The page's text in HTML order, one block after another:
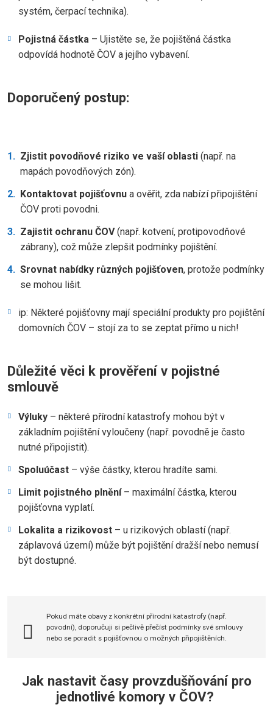
systém, čerpací technika).
Pojistná částka– Ujistěte se, že pojištěná částka
odpovídá hodnotě ČOV a jejího vybavení.
Doporučený postup:
Zjistit povodňové riziko ve vaší oblasti (např. na
mapách povodňových zón).
Kontaktovat pojišťovnu a ověřit, zda nabízí připojištění
ČOV proti povodni.
Zajistit ochranu ČOV(např. kotvení, protipovodňové
zábrany), což může zlepšit podmínky pojištění.
Srovnat nabídky různých pojišťoven, protože podmínky
se mohou lišit.
ip: Některé pojišťovny mají speciální produkty pro pojištění
domovních ČOV – stojí za to se zeptat přímo u nich!
Důležité věci k prověření v pojistné
smlouvě
Výluky– některé přírodní katastrofy mohou být v
základním pojištění vyloučeny (např. povodně je často
nutné připojistit).
Spoluúčast– výše částky, kterou hradíte sami.
Limit pojistného plnění– maximální částka, kterou
pojišťovna vyplatí.
Lokalita a rizikovost– u rizikových oblastí (např.
záplavová území) může být pojištění dražší nebo nemusí
být dostupné.
Pokud máte obavy z konkrétní přírodní katastrofy (např.
povodní), doporučuji si pečlivě přečíst podmínky své smlouvy
nebo se poradit s pojišťovnou o možných připojištěních.
Jak nastavit časy provzdušňování pro
jednotlivé komory v ČOV?